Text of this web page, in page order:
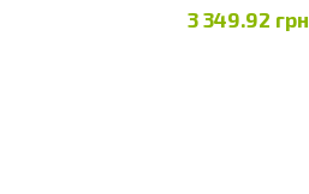
3 349.92 грн